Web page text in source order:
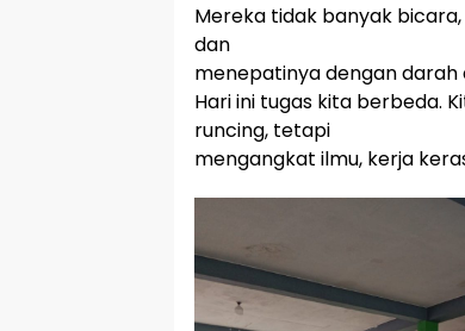
Mereka tidak banyak
dan
menepatinya dengan darah
Hari ini tugas kita berbeda.
runcing, tetapi
mengangkat ilmu, kerja